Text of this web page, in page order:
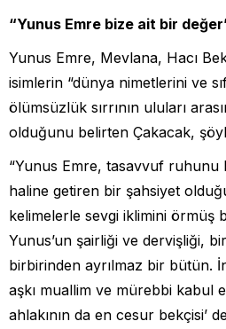
“Yunus Emre bize ait bir
Yunus Emre, Mevlana, Hacı
isimlerin “dünya nimetlerini ve
ölümsüzlük sırrının uluları
olduğunu belirten Çakacak,
“Yunus Emre, tasavvuf ruhunu
haline getiren bir şahsiyet
kelimelerle sevgi iklimini örmüş
Yunus’un şairliği ve dervişliği,
birbirinden ayrılmaz bir bütün.
aşkı muallim ve mürebbi kabul
ahlakının da en cesur bekçisi’